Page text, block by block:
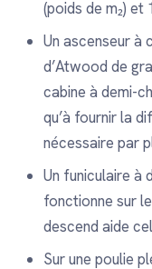
(poids de m₂) et
Un ascenseur à
d’Atwood de
cabine à demi-
qu’à fournir la
nécessaire par
Un funiculaire à
fonctionne sur
descend aide
Sur une poulie